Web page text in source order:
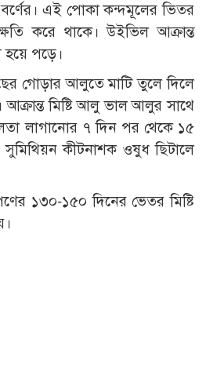
এই পোকা কন্দমূলের ভিতর
করে থাকে। উইভিল আক্রান্ত
পড়ে।
গোড়ার আলুতে মাটি তুলে দিলে
মিষ্টি আলু ভাল আলুর সাথে
লতা লাগানোর ৭ দিন পর থেকে ১৫
কীটনাশক ওষুধ ছিটালে
১৩০-১৫০ দিনের ভেতর মিষ্টি